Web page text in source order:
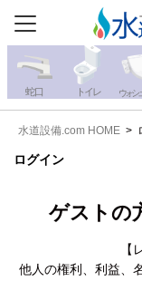
蛇 口 トイレ ウォシ
お電話での注文・お
承っております!!
写真を送る
水道設備.com HOME
ログイン
ゲストの
【
他人の権利、利益、